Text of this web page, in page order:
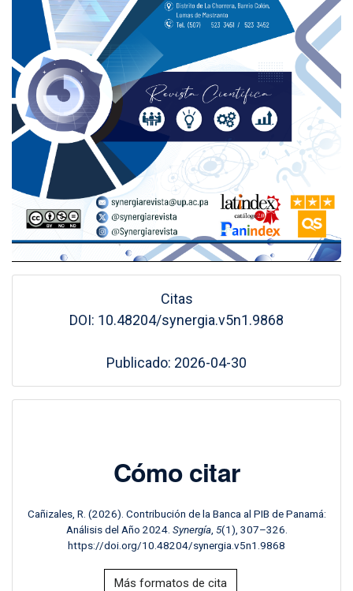
Citas
DOI: 10.48204/synergia.v5n1.9868
Publicado: 2026-04-30
Cómo citar
Cañizales, R. (2026). Contribución de la Banca al PIB de Panamá:
Análisis del Año 2024. Synergía, 5(1), 307–326.
https://doi.org/10.48204/synergia.v5n1.9868
Más formatos de cita